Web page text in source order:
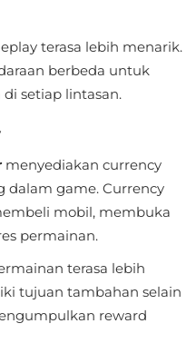
terasa lebih menarik.
berbeda untuk
setiap lintasan.
menyediakan currency
dalam game. Currency
mobil, membuka
permainan.
terasa lebih
tujuan tambahan selain
reward